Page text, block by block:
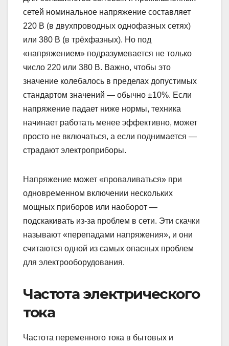
сетей номинальное напряжение составляет
220 В (в двухпроводных однофазных сетях)
или 380 В (в трёхфазных). Но под
«напряжением» подразумевается не только
число 220 или 380 В. Важно, чтобы это
значение колебалось в пределах допустимых
стандартом значений — обычно ±10%. Если
напряжение падает ниже нормы, техника
начинает работать менее эффективно, может
просто не включаться, а если поднимается —
страдают электроприборы.
Напряжение может «проваливаться» при
одновременном включении нескольких
мощных приборов или наоборот —
подскакивать из-за проблем в сети. Эти скачки
называют «перепадами напряжения», и они
считаются одной из самых опасных проблем
для электрооборудования.
Частота электрического
тока
Частота переменного тока в бытовых и